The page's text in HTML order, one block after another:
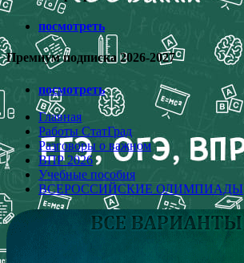
посмотреть
Премиум подписка 2026-2027
посмотреть
Главная
Работы СтатГрад
Разговоры о важном
ВПР 2026
Учебные пособия
ВСЕРОССИЙСКИЕ ОЛИМПИАДЫ